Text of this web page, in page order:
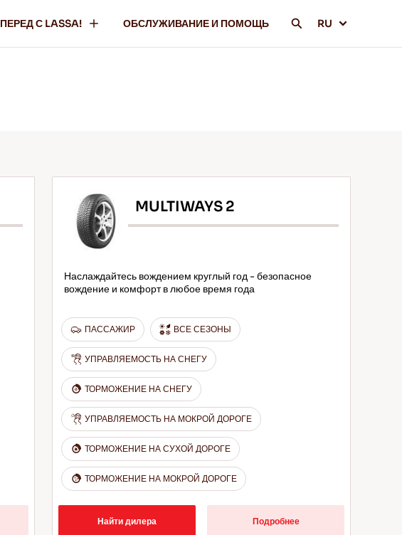
С LASSA! ОБСЛУЖИВАНИЕ И ПОМОЩЬ RU
MULTIWAYS 2
Наслаждайтесь вождением круглый год - безопасное
вождение и комфорт в любое время года
ПАССАЖИР ВСЕ СЕЗОНЫ
УПРАВЛЯЕМОСТЬ НА СНЕГУ
ТОРМОЖЕНИЕ НА СНЕГУ
УПРАВЛЯЕМОСТЬ НА МОКРОЙ ДОРОГЕ
ТОРМОЖЕНИЕ НА СУХОЙ ДОРОГЕ
ТОРМОЖЕНИЕ НА МОКРОЙ ДОРОГЕ
Найти дилера Подробнее